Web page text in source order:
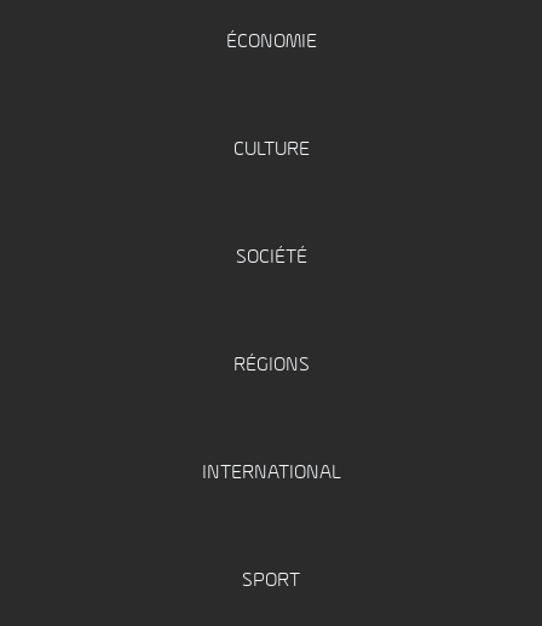
ÉCONOMIE
CULTURE
SOCIÉTÉ
RÉGIONS
INTERNATIONAL
SPORT